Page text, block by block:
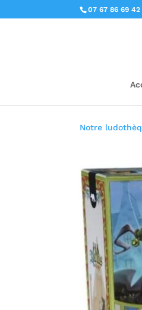
07 67 86 69 42
Notre